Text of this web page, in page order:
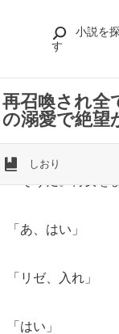
小説を探
す
再召喚され全
の溺愛で絶望
しおり
「あ、はい」
「リゼ、入れ」
「はい」